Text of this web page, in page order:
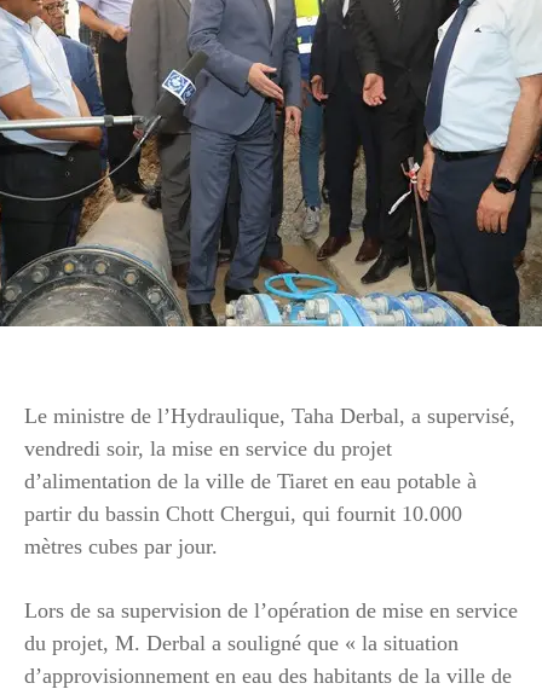
Le ministre de l’Hydraulique, Taha Derbal, a supervisé,
vendredi soir, la mise en service du projet
d’alimentation de la ville de Tiaret en eau potable à
partir du bassin Chott Chergui, qui fournit 10.000
mètres cubes par jour.
Lors de sa supervision de l’opération de mise en service
du projet, M. Derbal a souligné que « la situation
d’approvisionnement en eau des habitants de la ville de